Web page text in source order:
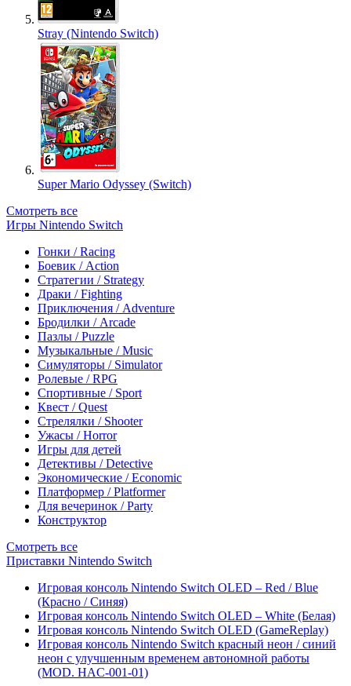
Stray (Nintendo Switch)
Super Mario Odyssey (Switch)
Смотреть все
Игры Nintendo Switch
Гонки / Racing
Боевик / Action
Стратегии / Strategy
Драки / Fighting
Приключения / Adventure
Бродилки / Arcade
Пазлы / Puzzle
Музыкальные / Music
Симуляторы / Simulator
Ролевые / RPG
Спортивные / Sport
Квест / Quest
Стрелялки / Shooter
Ужасы / Horror
Игры для детей
Детективы / Detective
Экономические / Economic
Платформер / Platformer
Для вечеринок / Party
Конструктор
Смотреть все
Приставки Nintendo Switch
Игровая консоль Nintendo Switch OLED – Red / Blue
(Красно / Синяя)
Игровая консоль Nintendo Switch OLED – White (Белая)
Игровая консоль Nintendo Switch OLED (GameReplay)
Игровая консоль Nintendo Switch красный неон / синий
неон с улучшенным временем автономной работы
(MOD. HAC-001-01)